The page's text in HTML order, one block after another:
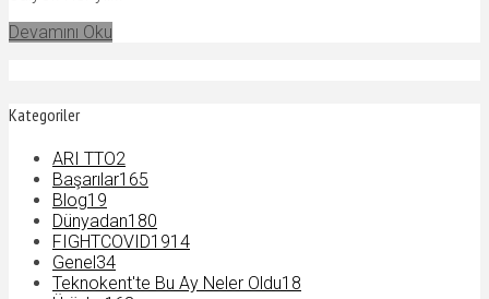
Devamını Oku
Kategoriler
ARI TTO2
Başarılar165
Blog19
Dünyadan180
FIGHTCOVID1914
Genel34
Teknokent'te Bu Ay Neler Oldu18